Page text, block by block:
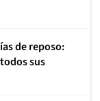
de reposo:
sus